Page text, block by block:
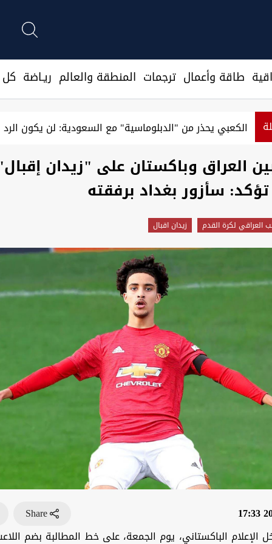
طاقة وأعمال ترجمات المنطقة والعالم ريـاضة كل
الكعبي يحذر من "الدبلوماسية" مع السعودية: لن يكون
العراق وباكستان على "زيدان
سأزور بغداد برفقته
العراقي لكرة القدم زيدان اقبال
Share
الباكستاني، يوم الجمعة، على خط المطالبة بضم